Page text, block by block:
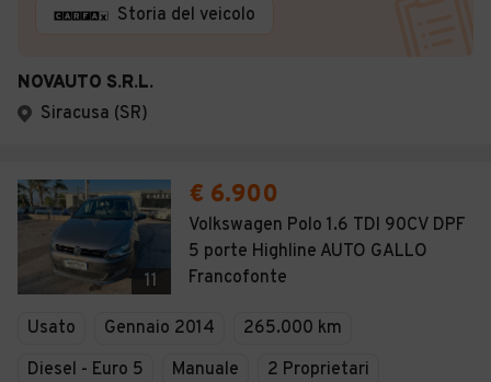
Storia del veicolo
NOVAUTO S.R.L.
Siracusa (SR)
11
€ 6.900
Volkswagen Polo 1.6 TDI 90CV DPF
5 porte Highline AUTO GALLO
Francofonte
Usato Gennaio 2014
265.000 km
Diesel - Euro 5
Manuale 2 Proprietari